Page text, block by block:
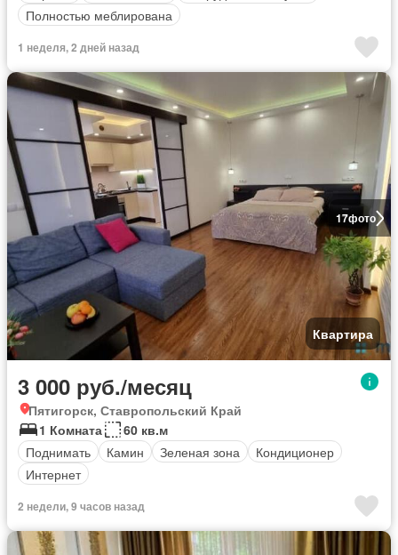
Полностью меблирована
1 неделя, 2 дней назад
17фото
Квартира
3 000 руб./месяц
Пятигорск, Ставропольский Край
1 Комната
60 кв.м
Поднимать
Камин Зеленая зона
Кондиционер
Интернет
2 недели, 9 часов назад